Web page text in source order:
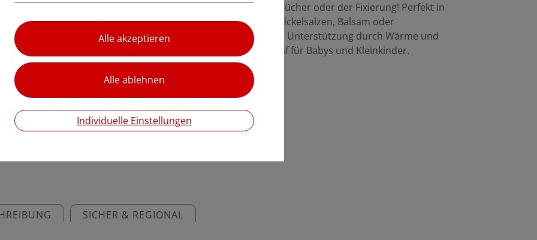
mit der Auswahl der richtigen Tücher oder der Fixierung! Perfekt in
Kombination mit Wickelölen, Wickelsalzen, Balsam oder
Bienenwachsauflagen, bietet er Unterstützung durch Wärme und
fördert Entspannung und Schlaf für Babys und Kleinkinder.
Preis inkl. MwSt.
zzgl. Versandkosten
SICHER & REGIONAL
Individuelle Einstellungen